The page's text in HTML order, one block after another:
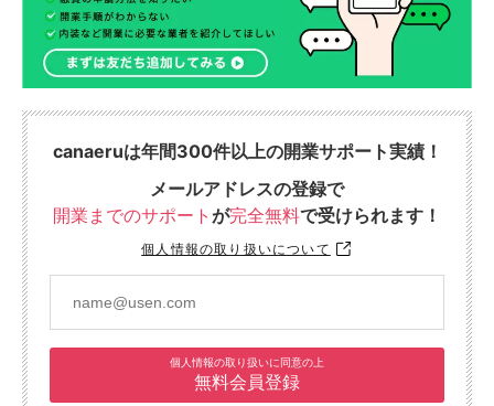
canaeruは年間300件以上の開業サポート実績！
メールアドレスの登録で
開業までのサポート が完全無料で受けられます！
個人情報の取り扱いについて
個人情報の取り扱いに同意の上
無料会員登録